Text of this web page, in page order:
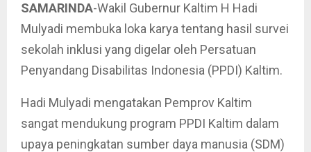
SAMARINDA-Wakil Gubernur Kaltim H Hadi
Mulyadi membuka loka karya tentang hasil survei
sekolah inklusi yang digelar oleh Persatuan
Penyandang Disabilitas Indonesia (PPDI) Kaltim.
Hadi Mulyadi mengatakan Pemprov Kaltim
sangat mendukung program PPDI Kaltim dalam
upaya peningkatan sumber daya manusia (SDM)